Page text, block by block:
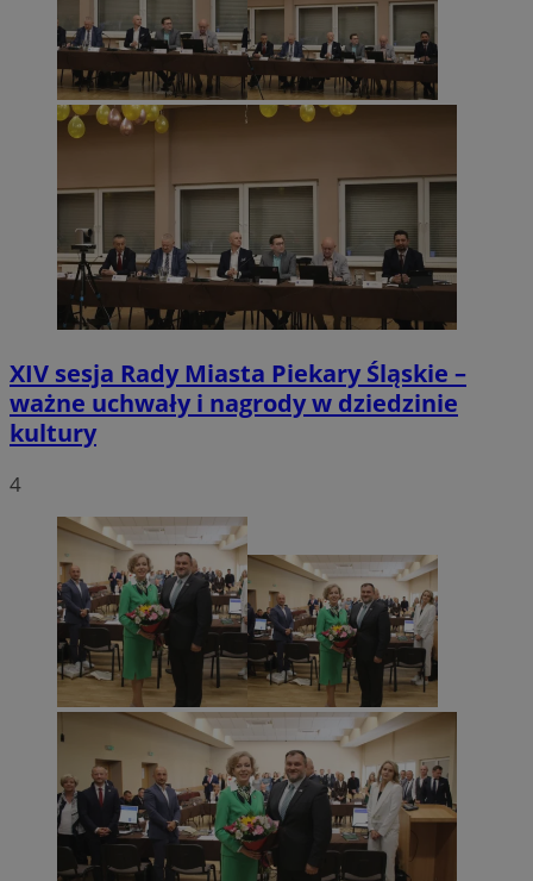
XIV sesja Rady Miasta Piekary Śląskie –
ważne uchwały i nagrody w dziedzinie
kultury
4